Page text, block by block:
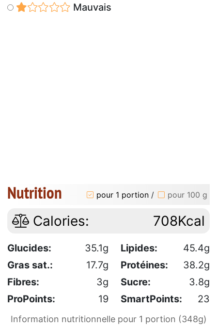
Mauvais
Nutrition pour 1 portion / pour 100 g
Calories: 708Kcal
Glucides: 35.1g Lipides:
45.4g
Gras sat.:
17.7g Protéines:
38.2g
Fibres:
3g Sucre:
3.8g
ProPoints:
19 SmartPoints: 23
Information nutritionnelle pour 1 portion (348g)